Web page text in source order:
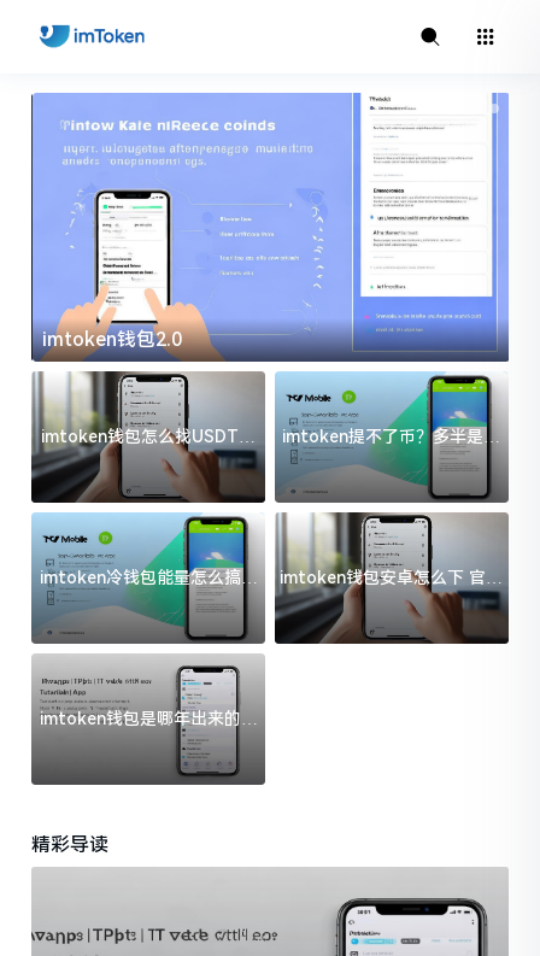
imtoken钱包2.0
imtoken钱包怎么找USDT地
址？三步搞定不踩坑
imtoken提不了币？多半是这
几件事没处理好
imtoken冷钱包能量怎么搞？
过来人告诉你门道
imtoken钱包安卓怎么下 官方
渠道避坑指南
imtoken钱包是哪年出来的？
一文给你说清楚
精彩导读